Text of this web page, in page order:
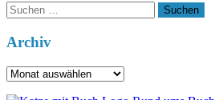
Suchen
nach:
Archiv
Archiv